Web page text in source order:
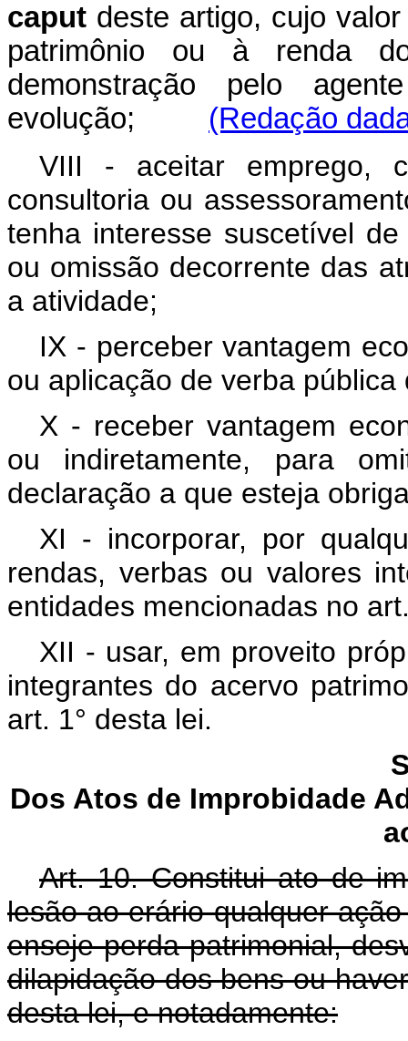
caput deste artigo, cujo
patrimônio ou à renda
demonstração pelo
evolução; (Redação
VIII - aceitar emprego,
consultoria ou
tenha interesse suscetível
ou omissão decorrente das
a atividade;
IX - perceber vantagem
ou aplicação de verba
X - receber vantagem
ou indiretamente, para
declaração a que esteja
XI - incorporar, por
rendas, verbas ou valores
entidades mencionadas no
XII - usar, em proveito
integrantes do acervo
art. 1° desta lei.
Dos Atos de Improbidade
Art. 10. Constitui ato de
lesão ao erário qualquer
enseje perda patrimonial,
dilapidação dos bens ou
desta lei, e notadamente: